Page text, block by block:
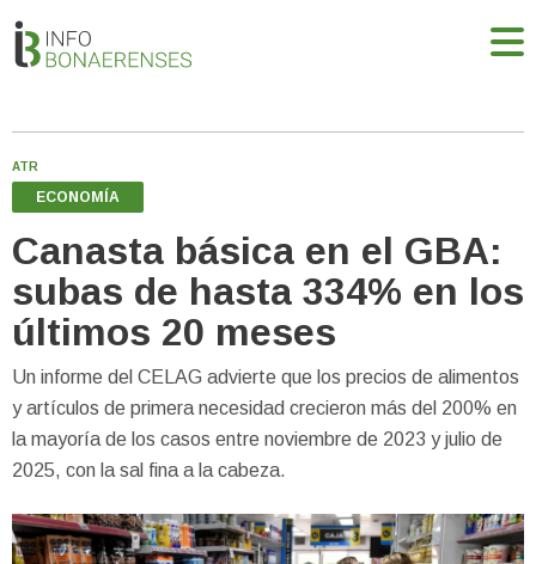
ATR
ECONOMÍA
Canasta básica en el GBA:
subas de hasta 334% en los
últimos 20 meses
Un informe del CELAG advierte que los precios de alimentos
y artículos de primera necesidad crecieron más del 200% en
la mayoría de los casos entre noviembre de 2023 y julio de
2025, con la sal fina a la cabeza.